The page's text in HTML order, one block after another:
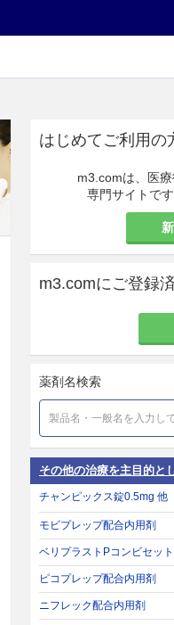
はじめてご利用の
m3.comは、医
専門サイトで
m3.comにご登録
薬剤名検索
その他の治療を主目的と
チャンピックス錠0.5mg 他
モビプレップ配合内用剤
ベリプラストPコンビセッ
ピコプレップ配合内用剤
ニフレック配合内用剤